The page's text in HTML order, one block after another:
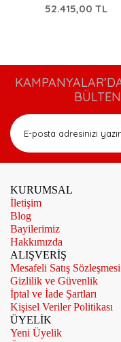
52.415,00 TL
KURUMSAL
İletişim
Blog
Bayilerimiz
Hakkımızda
ALIŞVERİŞ
Mesafeli Satış Sözleşmesi
Gizlilik ve Güvenlik
İptal ve İade Şartları
Kişisel Veriler Politikası
ÜYELİK
Yeni Üyelik